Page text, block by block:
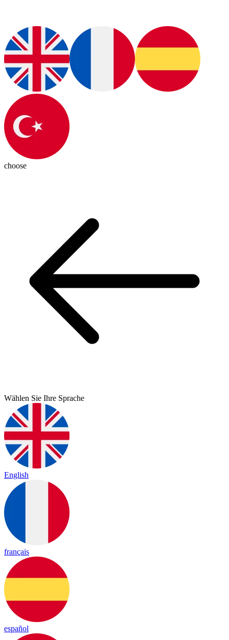
choose
Wählen Sie Ihre Sprache
English
français
español